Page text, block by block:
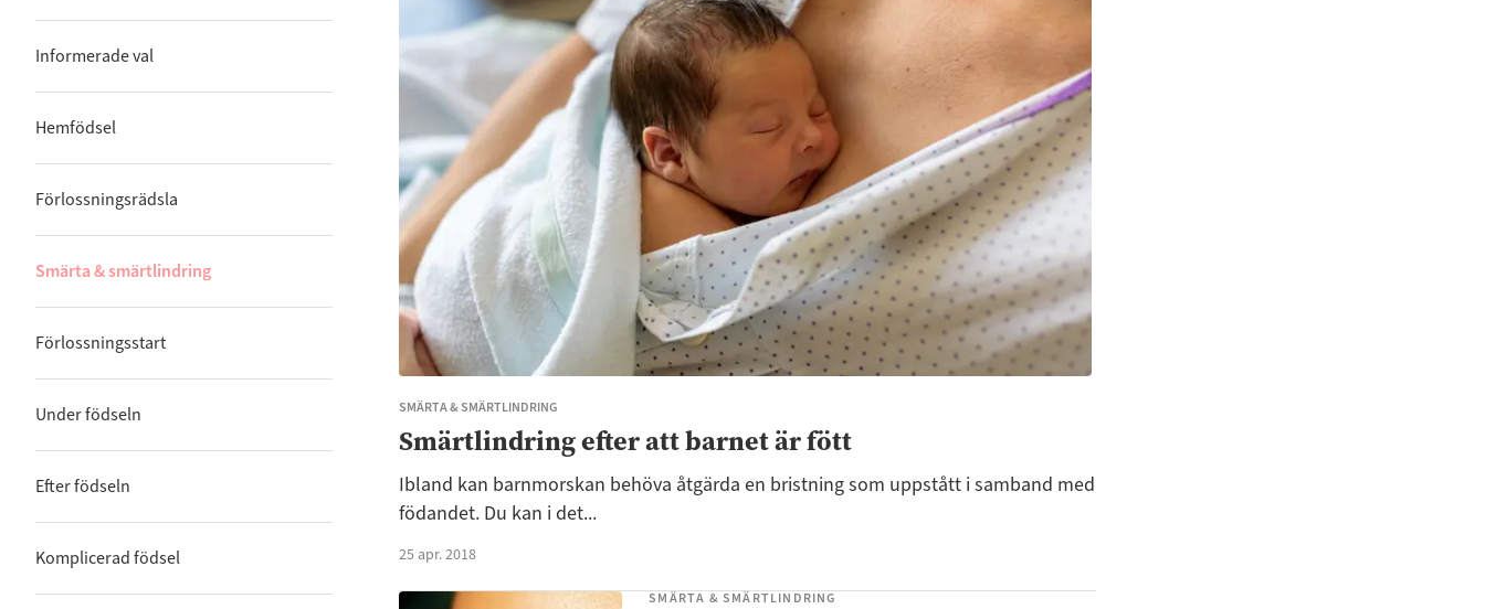
Informerade val
Hemfödsel
Förlossningsrädsla
Smärta & smärtlindring
Förlossningsstart
Under födseln
Efter födseln
Komplicerad födsel
SMÄRTA & SMÄRTLINDRING
Smärtlindring efter att barnet är fött
Ibland kan barnmorskan behöva åtgärda en bristning som uppstått i samband med
födandet. Du kan i det...
25 apr. 2018
SMÄRTA & SMÄRTLINDRING